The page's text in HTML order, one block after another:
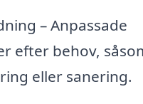
– Anpassade
efter behov,
eller sanering.